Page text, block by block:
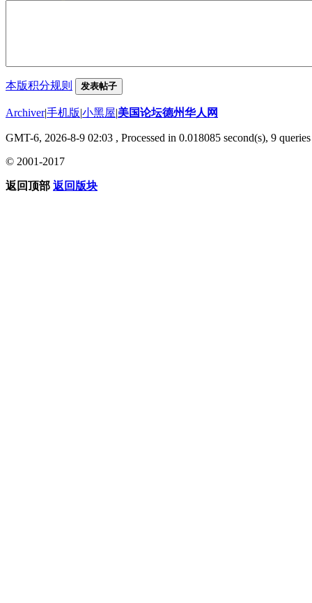
本版积分规则 发表帖子
Archiver|手机版|小黑屋|美国论坛德州华人网
GMT-6, 2026-8-9 02:03 , Processed in 0.018085 second(s), 9
© 2001-2017
返回顶部 返回版块